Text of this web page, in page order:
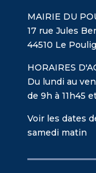
MAIRIE DU
17 rue Jules
44510 Le
HORAIRES
Du lundi au
de 9h à 11h45
Voir les dates
samedi matin